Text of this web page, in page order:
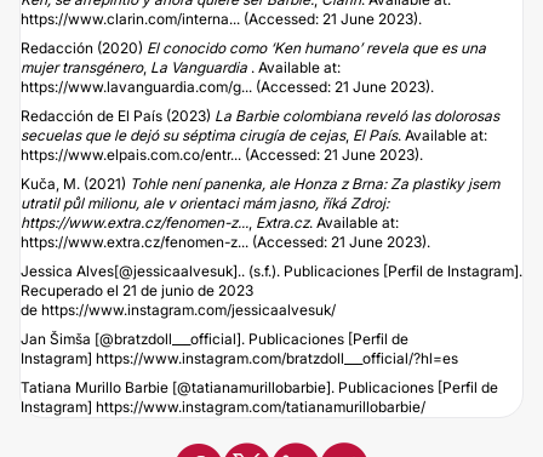
https://www.clarin.com/interna... (Accessed: 21 June 2023).
Redacción (2020) El conocido como ‘Ken humano’ revela que es una
mujer transgénero, La Vanguardia . Available at:
https://www.lavanguardia.com/g... (Accessed: 21 June 2023).
Redacción de El País (2023) La Barbie colombiana reveló las dolorosas
secuelas que le dejó su séptima cirugía de cejas, El País. Available at:
https://www.elpais.com.co/entr... (Accessed: 21 June 2023).
Kuča, M. (2021) Tohle není panenka, ale Honza z Brna: Za plastiky jsem
utratil půl milionu, ale v orientaci mám jasno, říká Zdroj:
https://www.extra.cz/fenomen-z..., Extra.cz. Available at:
https://www.extra.cz/fenomen-z... (Accessed: 21 June 2023).
Jessica Alves[@jessicaalvesuk].. (s.f.). Publicaciones [Perfil de Instagram].
Recuperado el 21 de junio de 2023
de https://www.instagram.com/jessicaalvesuk/
Jan Šimša [@bratzdoll___official]. Publicaciones [Perfil de
Instagram] https://www.instagram.com/bratzdoll___official/?hl=es
Tatiana Murillo Barbie [@tatianamurillobarbie]. Publicaciones [Perfil de
Instagram] https://www.instagram.com/tatianamurillobarbie/